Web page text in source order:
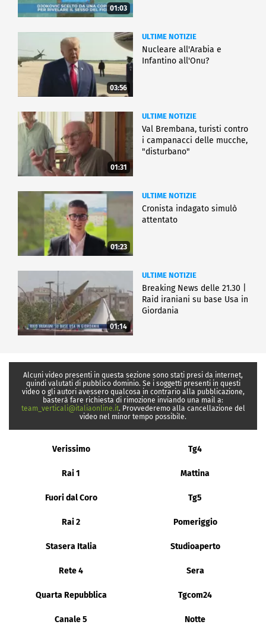
01:03
03:56
ULTIME NOTIZIE
Nucleare all'Arabia e
Infantino all'Onu?
01:31
ULTIME NOTIZIE
Val Brembana, turisti contro
i campanacci delle mucche,
"disturbano"
01:23
ULTIME NOTIZIE
Cronista indagato simulò
attentato
01:14
ULTIME NOTIZIE
Breaking News delle 21.30 |
Raid iraniani su base Usa in
Giordania
Alcuni video presenti in questa sezione sono stati presi da internet,
quindi valutati di pubblico dominio. Se i soggetti presenti in questi
video o gli autori avessero qualcosa in contrario alla pubblicazione,
basterà fare richiesta di rimozione inviando una mail a:
team_verticali@italiaonline.it. Provvederemo alla cancellazione del
video nel minor tempo possibile.
Verissimo Tg4
Rai 1 Mattina
Fuori dal Coro Tg5
Rai 2 Pomeriggio
Stasera Italia Studioaperto
Rete 4 Sera
Quarta Repubblica Tgcom24
Canale 5 Notte